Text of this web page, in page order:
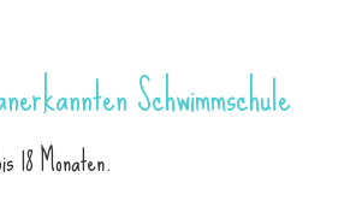
Schwimmschule
18 Monaten.